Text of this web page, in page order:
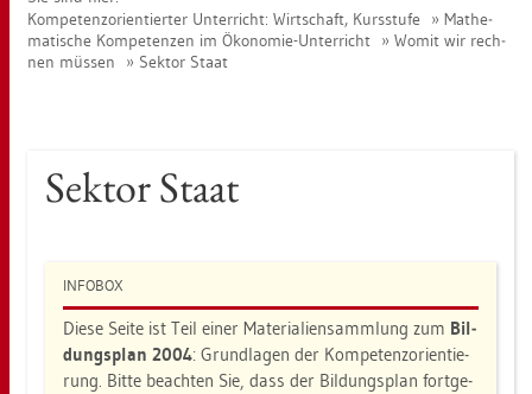
Kom­pe­tenz­ori­en­tier­ter Un­ter­richt: Wirt­schaft, Kurs­stu­fe
Ma­the­
ma­ti­sche Kom­pe­ten­zen im Öko­no­mie-Un­ter­richt
Womit wir rech­
nen müs­sen
Sek­tor Staat
Sek­tor Staat
IN­FO­BOX
Diese Seite ist Teil einer Ma­te­ria­li­en­samm­lung zum Bil­
dungs­plan 2004: Grund­la­gen der Kom­pe­tenz­ori­en­tie­
rung. Bitte be­ach­ten Sie, dass der Bil­dungs­plan fort­ge­